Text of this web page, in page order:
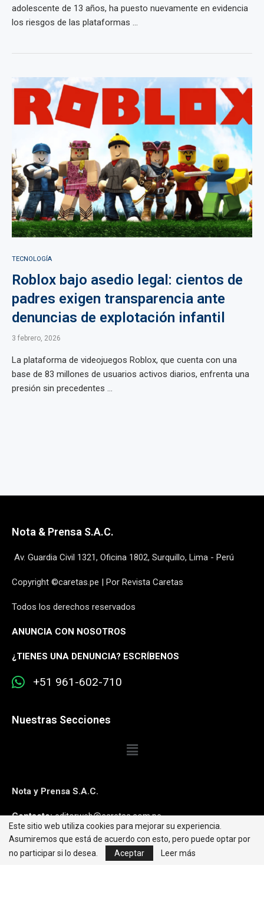
adolescente de 13 años, ha puesto nuevamente en evidencia
los riesgos de las plataformas ...
TECNOLOGÍA
Roblox bajo asedio legal: cientos de
padres exigen transparencia ante
denuncias de explotación infantil
3 febrero, 2026
La plataforma de videojuegos Roblox, que cuenta con una
base de 83 millones de usuarios activos diarios, enfrenta una
presión sin precedentes ...
Nota & Prensa S.A.C.
Av. Guardia Civil 1321, Oficina 1802, Surquillo, Lima - Perú
Copyright ©caretas.pe | Por Revista Caretas
Todos los derechos reservados
ANUNCIA CON NOSOTROS
¿TIENES UNA DENUNCIA? ESCRÍBENOS
+51 961-602-710
Nuestras Secciones
Nota y Prensa S.A.C.
Contacto:editorweb@caretas.com.pe
Síguenos:
Este sitio web utiliza cookies para mejorar su experiencia.
Asumiremos que está de acuerdo con esto, pero puede optar por
no participar si lo desea.
Aceptar Leer más